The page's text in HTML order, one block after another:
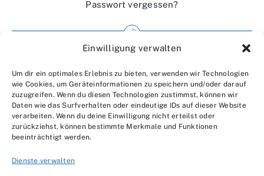
Einwilligung verwalten
Um dir ein optimales Erlebnis zu bieten, verwenden wir Technologien
wie Cookies, um Geräteinformationen zu speichern und/oder darauf
zuzugreifen. Wenn du diesen Technologien zustimmst, können wir
Daten wie das Surfverhalten oder eindeutige IDs auf dieser Website
verarbeiten. Wenn du deine Einwilligung nicht erteilst oder
zurückziehst, können bestimmte Merkmale und Funktionen
beeinträchtigt werden.
Dienste verwalten
Passwort vergessen?
Wir über uns
Kontakt
Datenschutzerklärung